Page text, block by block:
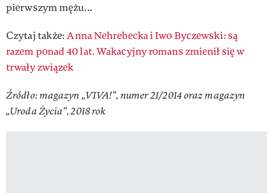
pierwszym mężu...
Czytaj także:Anna Nehrebecka i Iwo Byczewski: są
razem ponad 40 lat. Wakacyjny romans zmienił się w
trwały związek
Źródło: magazyn „VIVA!”, numer 21/2014 oraz magazyn
„Uroda Życia”, 2018 rok